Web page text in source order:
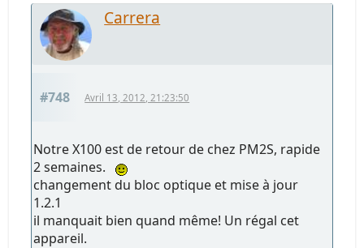
Carrera
#748 Avril 13, 2012, 21:23:50
Notre X100 est de retour de chez PM2S, rapide
2 semaines.
changement du bloc optique et mise à jour
1.2.1
il manquait bien quand même! Un régal cet
appareil.